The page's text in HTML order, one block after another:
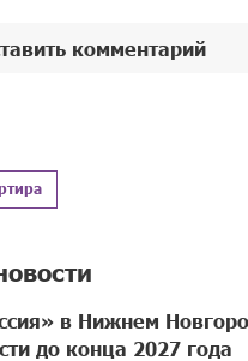
комментарий
в Нижнем
до конца 2027 года